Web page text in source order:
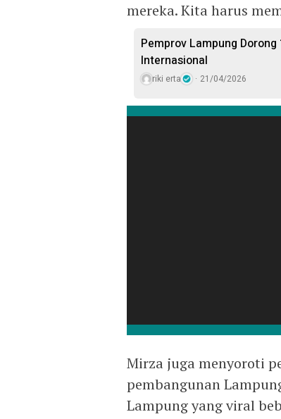
mereka. Kita harus
Pemprov Lampung
Internasional
riki erta 21/04/2026
Mirza juga menyoroti
pembangunan
Lampung yang viral